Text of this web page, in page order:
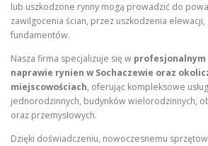
lub uszkodzone rynny mogą prowadzić do
zawilgocenia ścian, przez uszkodzenia elewacji,
fundamentów.
Nasza firma specjalizuje się w profesjonalnym
naprawie rynien w Sochaczewie oraz
miejscowościach, oferując kompleksowe
jednorodzinnych, budynków wielorodzinnych,
oraz przemysłowych.
Dzięki doświadczeniu, nowoczesnemu